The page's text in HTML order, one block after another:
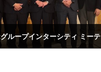
ループインターシティ ミー